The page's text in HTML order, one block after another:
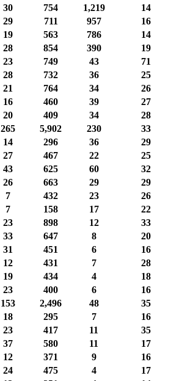
30 754 1,219
14
29 711 957
16
19 563 786
14
28 854 390
19
23 749 43
71
28 732 36
25
21 764 34
26
16 460 39
27
20 409 34
28
265 5,902 230
33
14 296 36
29
27 467 22
25
43 625 60
32
26 663 29
29
7 432 23
26
7 158 17
22
23 898 12
33
33 647 8
20
31 451 6
16
12 431 7
28
19 434 4
18
23 400 6
16
153 2,496 48
35
18 295 7
16
23 417 11
35
37 580 11
17
12 371 9
16
24 475 4
17